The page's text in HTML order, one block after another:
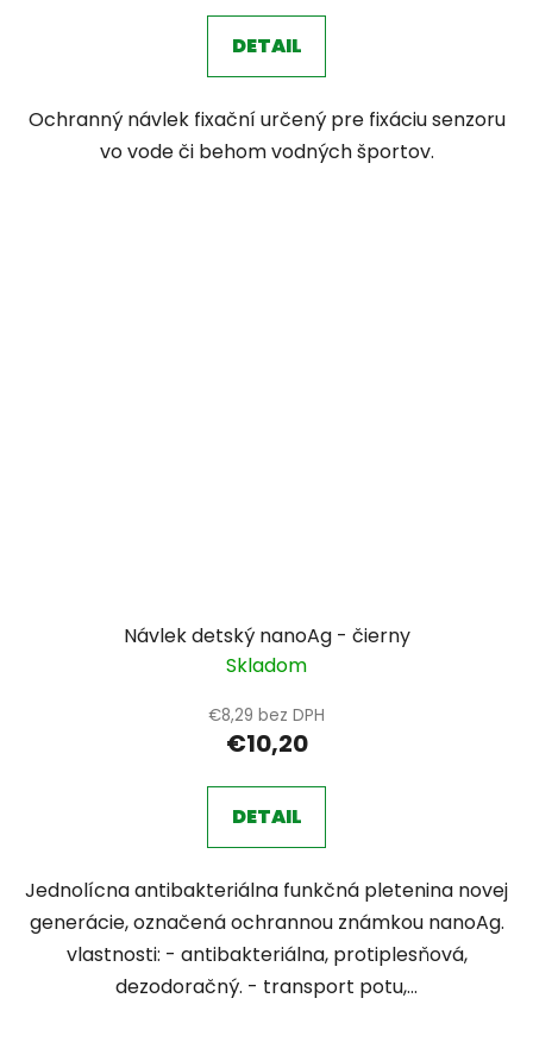
DETAIL
Ochranný návlek fixační určený pre fixáciu senzoru
vo vode či behom vodných športov.
Návlek detský nanoAg - čierny
Skladom
€8,29 bez DPH
€10,20
DETAIL
Jednolícna antibakteriálna funkčná pletenina novej
generácie, označená ochrannou známkou nanoAg.
vlastnosti: - antibakteriálna, protiplesňová,
dezodoračný. - transport potu,...